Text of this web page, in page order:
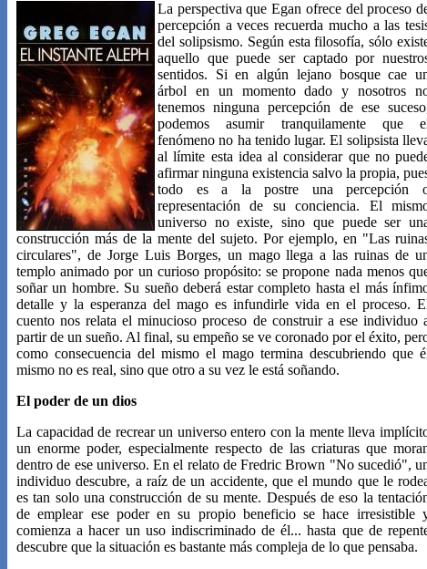
La perspectiva que Egan ofrece del proceso
percepción a veces recuerda mucho a las
del solipsismo. Según esta filosofía, sólo
aquello que puede ser captado por
sentidos. Si en algún lejano bosque cae
árbol en un momento dado y nosotros
tenemos ninguna percepción de ese
podemos asumir tranquilamente que
fenómeno no ha tenido lugar. El solipsista
al límite esta idea al considerar que no
afirmar ninguna existencia salvo la propia,
todo es a la postre una percepción
representación de su conciencia. El
universo no existe, sino que puede ser
construcción más de la mente del sujeto. Por ejemplo, en "Las
circulares", de Jorge Luis Borges, un mago llega a las ruinas de
templo animado por un curioso propósito: se propone nada menos
soñar un hombre. Su sueño deberá estar completo hasta el más
detalle y la esperanza del mago es infundirle vida en el proceso.
cuento nos relata el minucioso proceso de construir a ese individuo
partir de un sueño. Al final, su empeño se ve coronado por el éxito,
como consecuencia del mismo el mago termina descubriendo que
mismo no es real, sino que otro a su vez le está soñando.
El poder de un dios
La capacidad de recrear un universo entero con la mente lleva
un enorme poder, especialmente respecto de las criaturas que
dentro de ese universo. En el relato de Fredric Brown "No sucedió",
individuo descubre, a raíz de un accidente, que el mundo que le
es tan solo una construcción de su mente. Después de eso la
de emplear ese poder en su propio beneficio se hace irresistible
comienza a hacer un uso indiscriminado de él... hasta que de
descubre que la situación es bastante más compleja de lo que pensaba.